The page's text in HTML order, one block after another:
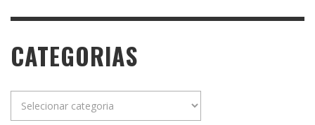
CATEGORIAS